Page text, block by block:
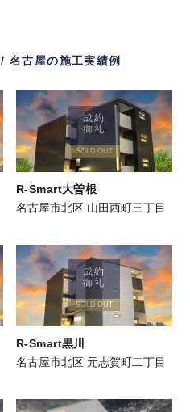
/ 名古屋の施工実績例
成約
御礼
SOLD OUT
R-Smart大曽根
名古屋市北区 山田西町三丁目
成約
御礼
SOLD OUT
R-Smart黒川
名古屋市北区 元志賀町二丁目